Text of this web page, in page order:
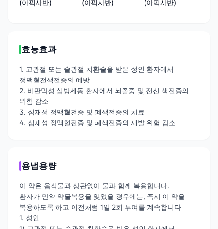
(아픽사반)
(아픽사반)
(아픽사반)
효능효과
1. 고관절 또는 슬관절 치환술을 받은 성인 환자에서
정맥혈전색전증의 예방
2. 비판막성 심방세동 환자에서 뇌졸중 및 전신 색전증의
위험 감소
3. 심재성 정맥혈전증 및 폐색전증의 치료
4. 심재성 정맥혈전증 및 폐색전증의 재발 위험 감소
용법용량
이 약은 음식물과 상관없이 물과 함께 복용합니다.
환자가 만약 약물복용을 잊었을 경우에는, 즉시 이 약을
복용하도록 하고 이전처럼 1일 2회 투여를 계속합니다.
1. 성인